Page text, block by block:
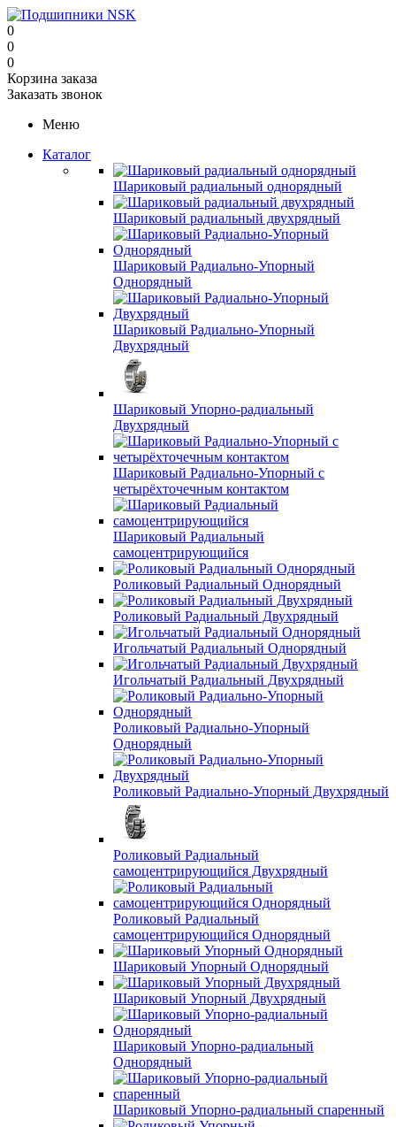
0
0
0
Корзина заказа
Заказать звонок
Меню
Каталог
Шариковый радиальный однорядный
Шариковый радиальный двухрядный
Шариковый Радиально-Упорный
Однорядный
Шариковый Радиально-Упорный
Двухрядный
Шариковый Упорно-радиальный
Двухрядный
Шариковый Радиально-Упорный с
четырёхточечным контактом
Шариковый Радиальный
самоцентрирующийся
Роликовый Радиальный Однорядный
Роликовый Радиальный Двухрядный
Игольчатый Радиальный Однорядный
Игольчатый Радиальный Двухрядный
Роликовый Радиально-Упорный
Однорядный
Роликовый Радиально-Упорный Двухрядный
Роликовый Радиальный
самоцентрирующийся Двухрядный
Роликовый Радиальный
самоцентрирующийся Однорядный
Шариковый Упорный Однорядный
Шариковый Упорный Двухрядный
Шариковый Упорно-радиальный
Однорядный
Шариковый Упорно-радиальный спаренный